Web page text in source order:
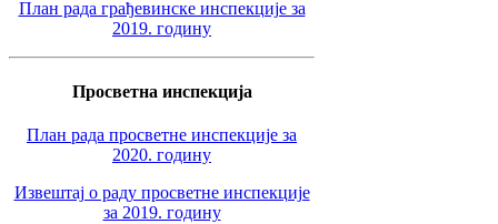
План рада грађевинске инспекције за
2019. годину
Просветна инспекција
План рада просветне инспекције за
2020. годину
Извештај о раду просветне инспекције
за 2019. годину